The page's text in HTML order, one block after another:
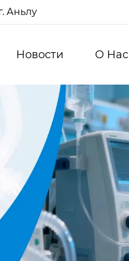
Аньлу
Новости О Hас